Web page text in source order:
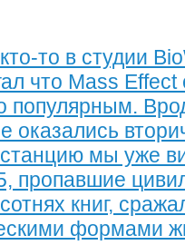
то в студии
что Mass Effect
популярным.
оказались
мы уже
пропавшие
книг,
формами